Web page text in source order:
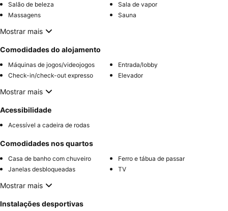
Salão de beleza
Sala de vapor
Massagens
Sauna
Mostrar mais
Comodidades do alojamento
Máquinas de jogos/videojogos
Entrada/lobby
Check-in/check-out expresso
Elevador
Mostrar mais
Acessibilidade
Acessível a cadeira de rodas
Comodidades nos quartos
Casa de banho com chuveiro
Ferro e tábua de passar
Janelas desbloqueadas
TV
Mostrar mais
Instalações desportivas